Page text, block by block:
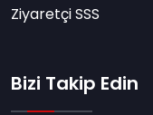
Ziyaretçi SSS
Bizi Takip Edin